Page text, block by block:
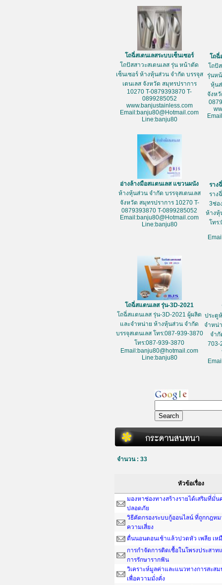
โถฉี่สเตนเลสระบบเซ็นเซอร์
โถปัสสาวะสเตนเลส รุ่น หน้าตัด
เซ็นเซอร์ ห้างหุ้นส่วน จำกัด บรรจุส
เตนเลส จังหวัด สมุทรปราการ
10270 T-0879393870 T-
0899285052
www.banjustainless.com
Email:banju80@Hotmail.com
Line:banju80
โถฉี่
โถปั
รุ่นห
หุ้น
จังห
อ่างล้างมือสแตนเลส แขวนผนัง
ห้างหุ้นส่วน จำกัด บรรจุสเตนเลส
จังหวัด สมุทรปราการ 10270 T-
0879393870 T-0899285052
Email:banju80@Hotmail.com
Line:banju80
ราง
ราง
3ช่อ
ห้างหุ้
โทร
โถฉี่สแตนเลส รุ่น-3D-2021
โถฉี่สแตนเลส รุ่น-3D-2021 ผู้ผลิต
และจำหน่าย ห้างหุ้นส่วน จำกัด
บรรจุสเตนเลส โทร:087-939-3870
โทร:087-939-3870
Email:banju80@hotmail.com
Line:banju80
ประตู
จำหน่
จำกั
703-
จำนวน : 33
หัวข้อเรื่อง
มองหาช่องทางสร้างรายได้เสริมที่มั่น
ปลอดภัย
วิธีคัดกรองระบบกู้ออนไลน์ ที่ถูกกฎหม
ความเสี่ยง
ตื่นนอนตอนเช้าแล้วปวดหัว เพลีย เห
การกำจัดการติดเชื้อในโพรงประสา
การรักษารากฟัน
วิเคราะห์มูลค่าและแนวทางการสะส
เพื่อความมั่งคั่ง